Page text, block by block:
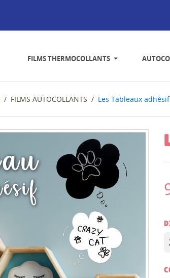
FILMS THERMOCOLLANTS
FILMS AUTOCOLLANTS Les Tableaux